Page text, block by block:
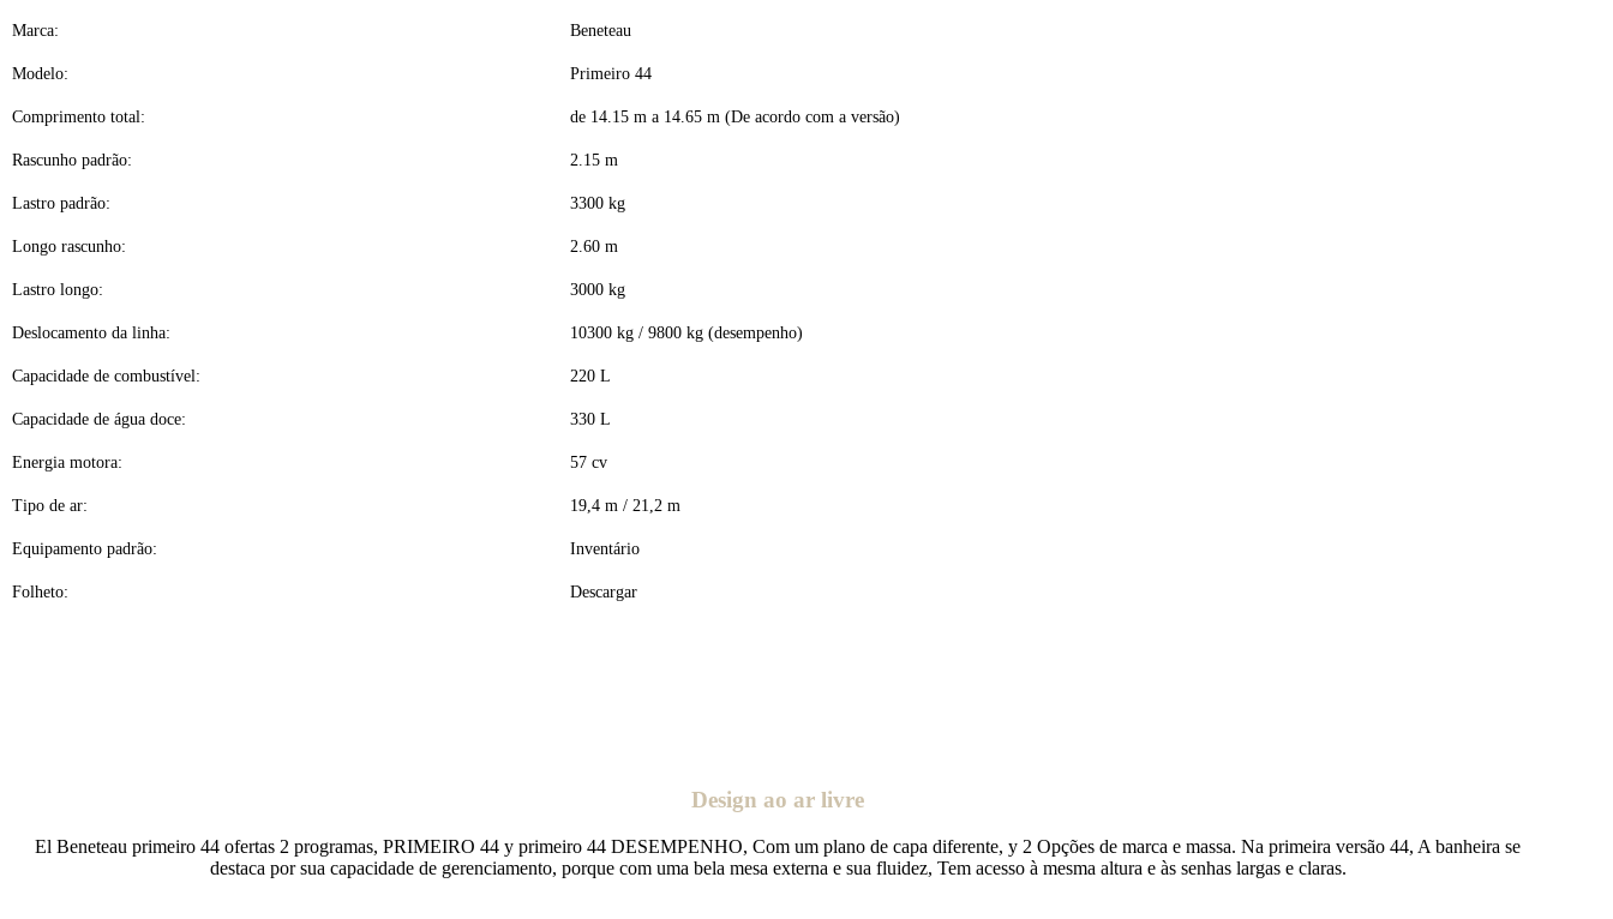
Marca: Beneteau
Modelo: Primeiro 44
Comprimento total: de 14.15 m a 14.65 m (De acordo com a versão)
Rascunho padrão: 2.15 m
Lastro padrão: 3300 kg
Longo rascunho: 2.60 m
Lastro longo: 3000 kg
Deslocamento da linha: 10300 kg / 9800 kg (desempenho)
Capacidade de combustível: 220 L
Capacidade de água doce: 330 L
Energia motora: 57 cv
Tipo de ar: 19,4 m / 21,2 m
Equipamento padrão: Inventário
Folheto: Descargar
Design ao ar livre
El Beneteau primeiro 44 ofertas 2 programas, PRIMEIRO 44 y primeiro 44 DESEMPENHO, Com um plano de capa diferente, y 2 Opções de marca e massa. Na primeira versão 44, A banheira se
destaca por sua capacidade de gerenciamento, porque com uma bela mesa externa e sua fluidez, Tem acesso à mesma altura e às senhas largas e claras.